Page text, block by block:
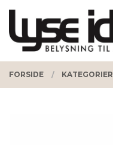
Gå
innholdet
PRODUKTER
FORSIDE KATEGORIER